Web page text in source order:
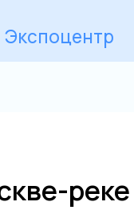
реке